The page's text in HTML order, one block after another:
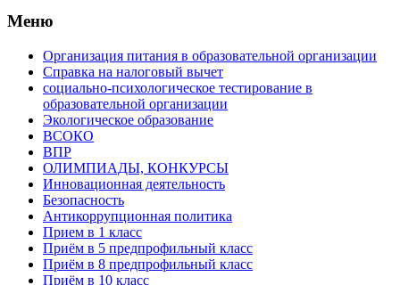
Меню
Организация питания в образовательной организации
Справка на налоговый вычет
социально-психологическое тестирование в
образовательной организации
Экологическое образование
ВСОКО
ВПР
ОЛИМПИАДЫ, КОНКУРСЫ
Инновационная деятельность
Безопасность
Антикоррупционная политика
Прием в 1 класс
Приём в 5 предпрофильный класс
Приём в 8 предпрофильный класс
Приём в 10 класс